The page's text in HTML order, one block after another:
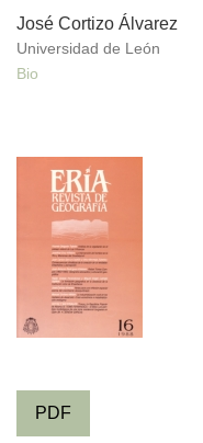
José Cortizo Álvarez
Universidad de León
Bio
PDF